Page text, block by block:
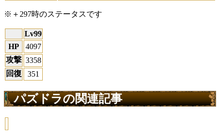
※＋297時のステータスです
Lv99
HP
4097
攻撃 3358
回復
351
パズドラの関連記事